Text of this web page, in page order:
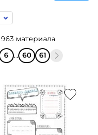
материала
6 ... 60 61